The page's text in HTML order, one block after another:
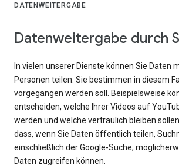
DATENWEITERGABE
Datenweitergabe durch
In vielen unserer Dienste können Sie Daten
Personen teilen. Sie bestimmen in diesem
vorgegangen werden soll. Beispielsweise
entscheiden, welche Ihrer Videos auf
werden und welche vertraulich bleiben
dass, wenn Sie Daten öffentlich teilen,
einschließlich der Google-Suche,
Daten zugreifen können.